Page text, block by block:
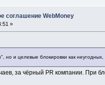
соглашение WebMoney
»
но и целевые блокировки как
за чёрный PR компании. При